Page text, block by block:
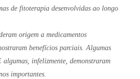
de fitoterapia desenvolvidas ao longo
origem a medicamentos
benefícios parciais. Algumas
algumas, infelizmente, demonstraram
importantes.